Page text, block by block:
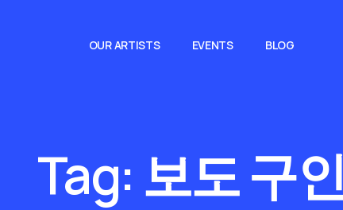
OUR ARTISTS EVENTS BLOG
Tag: 보도 구인